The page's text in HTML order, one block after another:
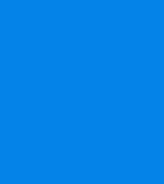
BPD-702